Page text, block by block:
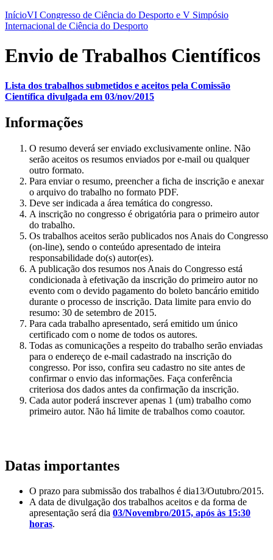
InícioVI Congresso de Ciência do Desporto e V Simpósio
Internacional de Ciência do Desporto
Envio de Trabalhos Científicos
Lista dos trabalhos submetidos e aceitos pela Comissão
Científica divulgada em 03/nov/2015
Informações
O resumo deverá ser enviado exclusivamente online. Não
serão aceitos os resumos enviados por e-mail ou qualquer
outro formato.
Para enviar o resumo, preencher a ficha de inscrição e anexar
o arquivo do trabalho no formato PDF.
Deve ser indicada a área temática do congresso.
A inscrição no congresso é obrigatória para o primeiro autor
do trabalho.
Os trabalhos aceitos serão publicados nos Anais do Congresso
(on-line), sendo o conteúdo apresentado de inteira
responsabilidade do(s) autor(es).
A publicação dos resumos nos Anais do Congresso está
condicionada à efetivação da inscrição do primeiro autor no
evento com o devido pagamento do boleto bancário emitido
durante o processo de inscrição. Data limite para envio do
resumo: 30 de setembro de 2015.
Para cada trabalho apresentado, será emitido um único
certificado com o nome de todos os autores.
Todas as comunicações a respeito do trabalho serão enviadas
para o endereço de e-mail cadastrado na inscrição do
congresso. Por isso, confira seu cadastro no site antes de
confirmar o envio das informações. Faça conferência
criteriosa dos dados antes da confirmação da inscrição.
Cada autor poderá inscrever apenas 1 (um) trabalho como
primeiro autor. Não há limite de trabalhos como coautor.
Datas importantes
O prazo para submissão dos trabalhos é dia13/Outubro/2015.
A data de divulgação dos trabalhos aceitos e da forma de
apresentação será dia 03/Novembro/2015, após às 15:30
horas.